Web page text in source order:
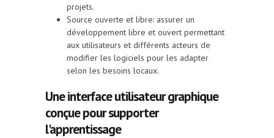
projets.
Source ouverte et libre: assurer un
développement libre et ouvert permettant
aux utilisateurs et différents acteurs de
modifier les logiciels pour les adapter
selon les besoins locaux.
Une interface utilisateur graphique
conçue pour supporter
l'apprentissage